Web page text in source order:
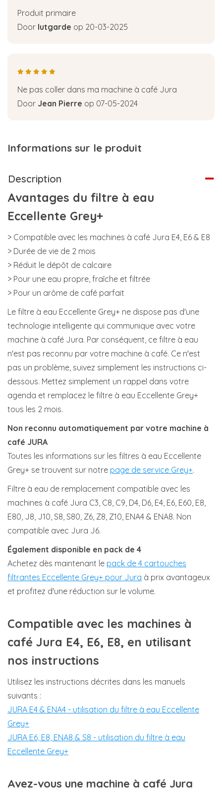
Produit primaire
Door lutgarde op 20-03-2025
Ne pas coller dans ma machine à café Jura
Door Jean Pierre op 07-05-2024
Informations sur le produit
Description
Avantages du filtre à eau
Eccellente Grey+
> Compatible avec les machines à café Jura E4, E6 & E8
> Durée de vie de 2 mois
> Réduit le dépôt de calcaire
> Pour une eau propre, fraîche et filtrée
> Pour un arôme de café parfait
Le filtre à eau Eccellente Grey+ ne dispose pas d'une
technologie intelligente qui communique avec votre
machine à café Jura. Par conséquent, ce filtre à eau
n'est pas reconnu par votre machine à café. Ce n'est
pas un problème, suivez simplement les instructions ci-
dessous. Mettez simplement un rappel dans votre
agenda et remplacez le filtre à eau Eccellente Grey+
tous les 2 mois.
Non reconnu automatiquement par votre machine à
café JURA
Toutes les informations sur les filtres à eau Eccellente
Grey+ se trouvent sur notre page de service Grey+.
Filtre à eau de remplacement compatible avec les
machines à café Jura C3, C8, C9, D4, D6, E4, E6, E60, E8,
E80, J8, J10, S8, S80, Z6, Z8, Z10, ENA4 & ENA8. Non
compatible avec Jura J6.
Également disponible en pack de 4
Achetez dès maintenant le pack de 4 cartouches
filtrantes Eccellente Grey+ pour Jura à prix avantageux
et profitez d'une réduction sur le volume.
Compatible avec les machines à
café Jura E4, E6, E8, en utilisant
nos instructions
Utilisez les instructions décrites dans les manuels
suivants :
JURA E4 & ENA4 - utilisation du filtre à eau Eccellente
Grey+
JURA E6, E8, ENA8 & S8 - utilisation du filtre à eau
Eccellente Grey+
Avez-vous une machine à café Jura